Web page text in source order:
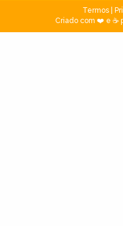
Termos|
Criado com ❤️ e ☕